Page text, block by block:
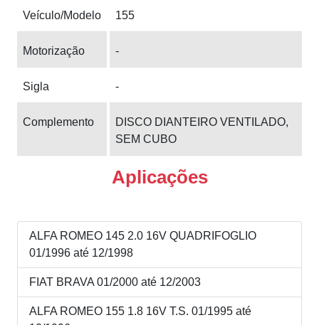
Veículo/Modelo 155
Motorização -
Sigla -
Complemento
DISCO DIANTEIRO VENTILADO,
SEM CUBO
Aplicações
ALFA ROMEO 145 2.0 16V QUADRIFOGLIO
01/1996 até 12/1998
FIAT BRAVA 01/2000 até 12/2003
ALFA ROMEO 155 1.8 16V T.S. 01/1995 até